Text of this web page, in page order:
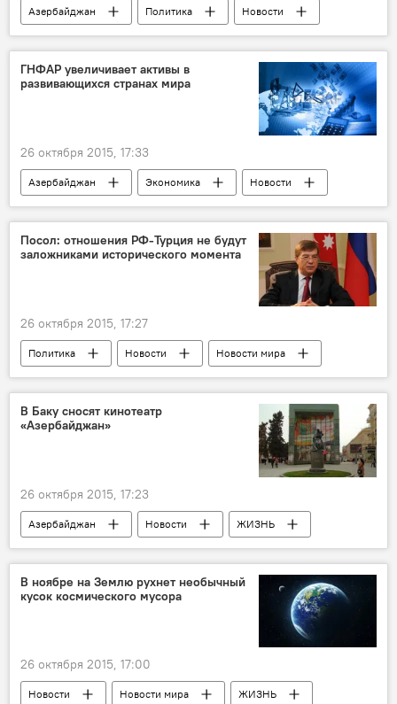
Азербайджан Политика
Новости
Новости мира
Россия
ГНФАР увеличивает активы в
развивающихся странах мира
26 октября 2015, 17:33
Азербайджан Экономика
Новости
ГНФАР
Посол: отношения РФ-Турция не будут
заложниками исторического момента
26 октября 2015, 17:27
Политика Новости Новости мира
В Баку сносят кинотеатр
«Азербайджан»
26 октября 2015, 17:23
Азербайджан Новости ЖИЗНЬ
В ноябре на Землю рухнет необычный
кусок космического мусора
26 октября 2015, 17:00
Новости Новости мира ЖИЗНЬ